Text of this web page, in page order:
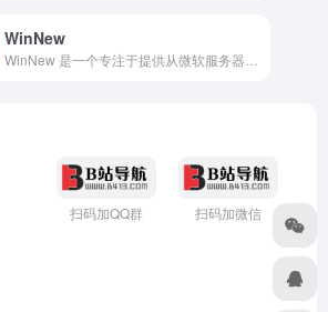
WinNew
扫码加QQ群 扫码加微信